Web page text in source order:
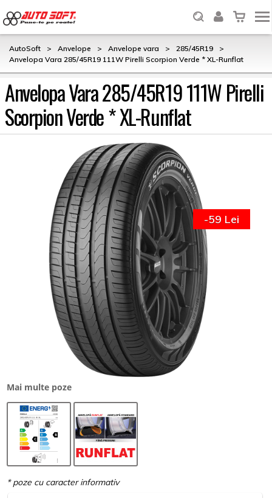
AutoSoft > Anvelope > Anvelope vara > 285/45R19
>
Anvelopa Vara 285/45R19 111W Pirelli Scorpion Verde * XL-Runflat
Anvelopa Vara 285/45R19 111W Pirelli
Scorpion Verde * XL-Runflat
Mai multe poze
-59 Lei